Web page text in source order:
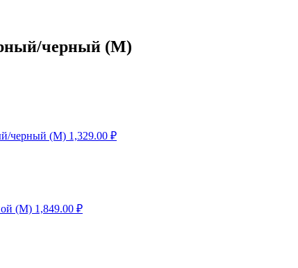
черный (M)
черный (M) 1,329.00 ₽
(M) 1,849.00 ₽